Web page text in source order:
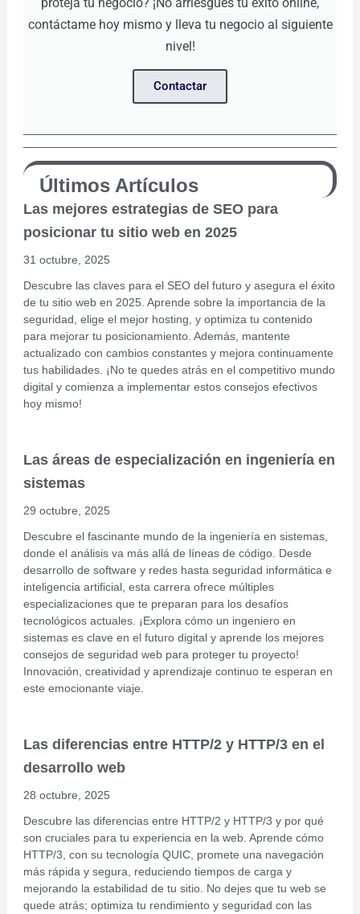
contáctame hoy mismo y lleva tu negocio al siguiente
nivel!
Contactar
Últimos Artículos
Las mejores estrategias de SEO para
posicionar tu sitio web en 2025
31 octubre, 2025
Descubre las claves para el SEO del futuro y asegura el éxito
de tu sitio web en 2025. Aprende sobre la importancia de la
seguridad, elige el mejor hosting, y optimiza tu contenido
para mejorar tu posicionamiento. Además, mantente
actualizado con cambios constantes y mejora continuamente
tus habilidades. ¡No te quedes atrás en el competitivo mundo
digital y comienza a implementar estos consejos efectivos
hoy mismo!
Las áreas de especialización en ingeniería en
sistemas
29 octubre, 2025
Descubre el fascinante mundo de la ingeniería en sistemas,
donde el análisis va más allá de líneas de código. Desde
desarrollo de software y redes hasta seguridad informática e
inteligencia artificial, esta carrera ofrece múltiples
especializaciones que te preparan para los desafíos
tecnológicos actuales. ¡Explora cómo un ingeniero en
sistemas es clave en el futuro digital y aprende los mejores
consejos de seguridad web para proteger tu proyecto!
Innovación, creatividad y aprendizaje continuo te esperan en
este emocionante viaje.
Las diferencias entre HTTP/2 y HTTP/3 en el
desarrollo web
28 octubre, 2025
Descubre las diferencias entre HTTP/2 y HTTP/3 y por qué
son cruciales para tu experiencia en la web. Aprende cómo
HTTP/3, con su tecnología QUIC, promete una navegación
más rápida y segura, reduciendo tiempos de carga y
mejorando la estabilidad de tu sitio. No dejes que tu web se
quede atrás; optimiza tu rendimiento y seguridad con las